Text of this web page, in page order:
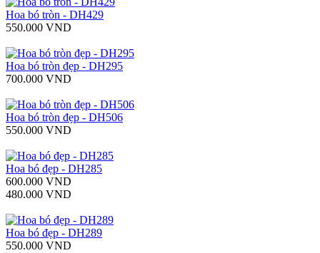
Hoa bó tròn - DH429
550.000 VND
Hoa bó tròn đẹp - DH295
700.000 VND
Hoa bó tròn đẹp - DH506
550.000 VND
Hoa bó đẹp - DH285
600.000 VND
480.000 VND
Hoa bó đẹp - DH289
550.000 VND